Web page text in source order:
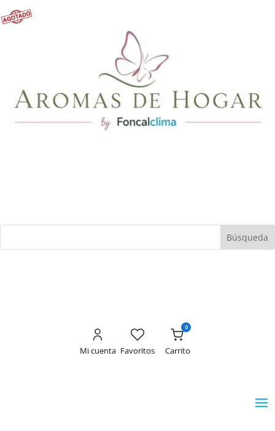
Mi cuenta Favoritos
0
Carrito